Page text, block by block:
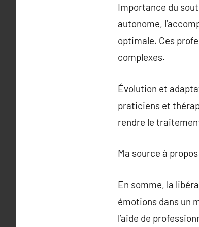
Importance du
autonome,
optimale. Ces
complexes.
Évolution et
praticiens et
rendre le
Ma source à
En somme, la
émotions dans un
l’aide de